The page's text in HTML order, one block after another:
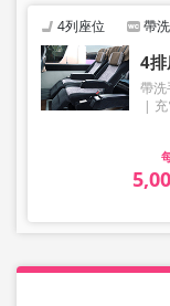
寸，三邊總長不
限定一件。超過此
中，因此敬請提前
請注意，如果您攜
需支付取消費用。
我們不接受樂器
4列座位 帶
4排
帶洗